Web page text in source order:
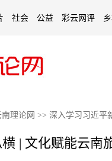
社会 公益 彩云网评
南理论网 >> 深入学习习近平
| 文化赋能云南